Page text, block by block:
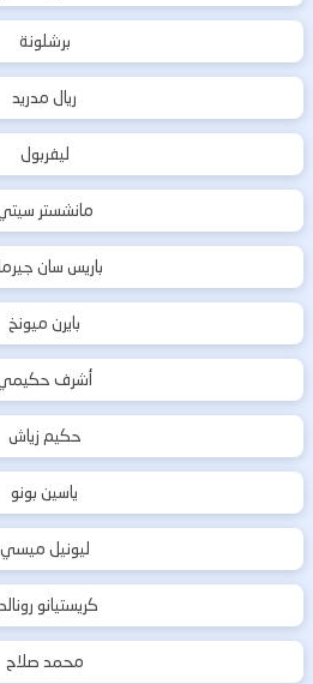
برشلونة
ريال مدريد
ليفربول
مانشستر
باريس سان
بايرن ميونخ
أشرف
حكيم زياش
ياسين بونو
ليونيل ميسي
كريستيانو
محمد صلاح